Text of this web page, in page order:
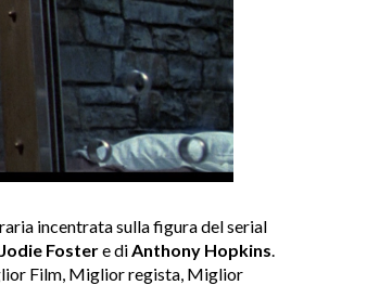
incentrata sulla figura del serial
Jodie Fostere di Anthony Hopkins
Film, Miglior regista, Miglior